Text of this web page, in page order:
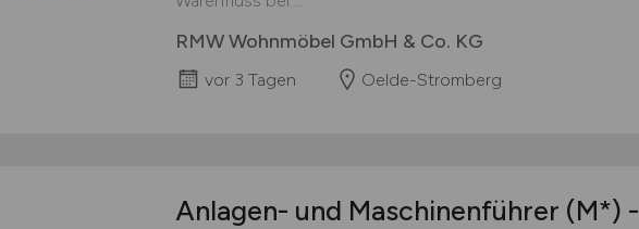
RMW Wohnmöbel GmbH & Co. KG
vor 3 Tagen Oelde-Stromberg
Anlagen- und Maschinenführer (M*) -